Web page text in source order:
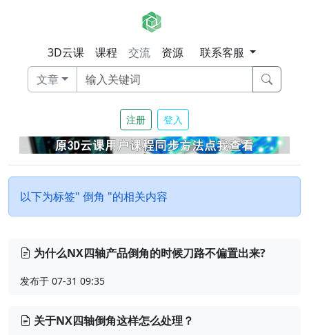
3D云课 课程 交流 资源
联系客服
文章
注册 登入
以下为标签" 倒角 "的相关内容
为什么NX四轴产品倒角的时候刀路不偏置出来?
发布于 07-31 09:35
关于NX四轴倒角这样怎么处理？